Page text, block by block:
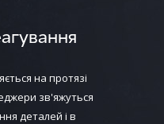
на протязі
зв'яжуться
деталей і в